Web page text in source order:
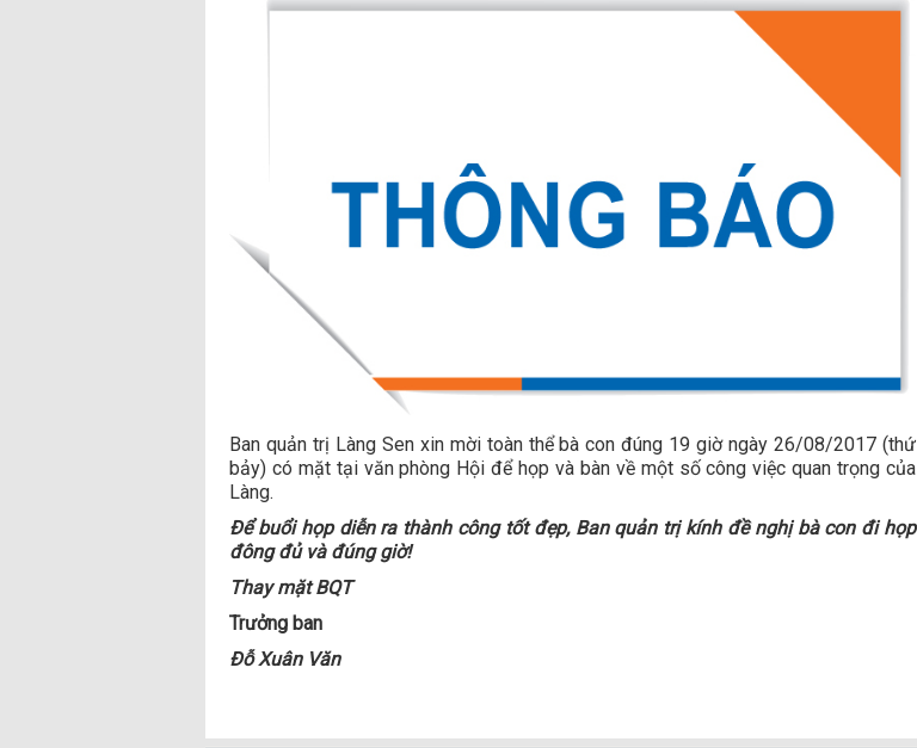
Ban quản trị Làng Sen xin mời toàn thể bà con đúng 19 giờ ngày 26/08/2017 (thứ
bảy) có mặt tại văn phòng Hội để họp và bàn về một số công việc quan trọng của
Làng.
Để buổi họp diễn ra thành công tốt đẹp, Ban quản trị kính đề nghị bà con đi họp
đông đủ và đúng giờ!
Thay mặt BQT
Trưởng ban
Đỗ Xuân Văn